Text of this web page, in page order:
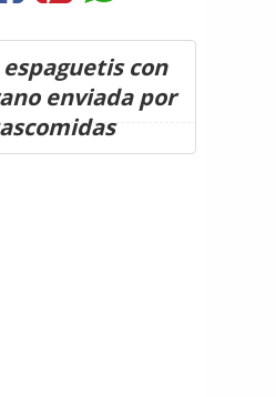
con
enviada por